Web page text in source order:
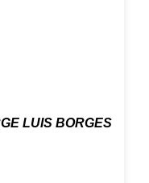
LUIS BORGES